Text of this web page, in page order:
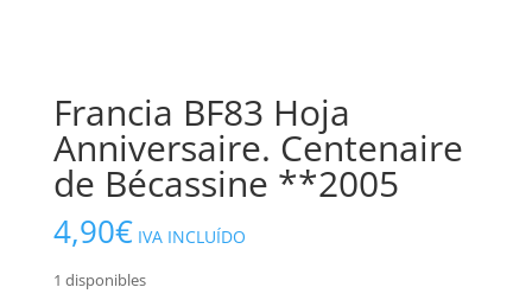
Francia BF83 Hoja
Anniversaire. Centenaire
de Bécassine **2005
4,90€ IVA INCLUÍDO
1 disponibles